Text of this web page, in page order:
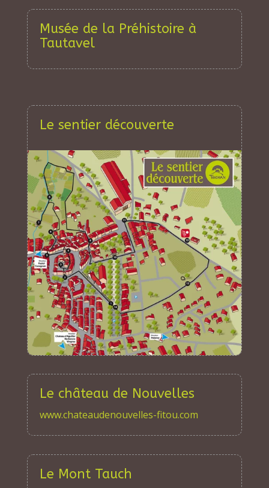
Musée de la Préhistoire à
Tautavel
Le sentier découverte
Le château de Nouvelles
www.chateaudenouvelles-fitou.com
Le Mont Tauch